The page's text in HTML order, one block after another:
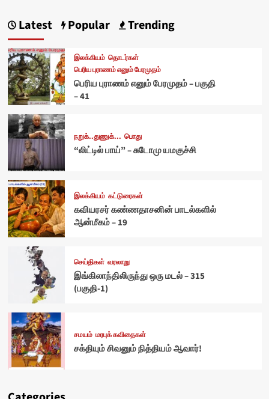
Latest Popular Trending
இலக்கியம் தொடர்கள்
பெரிய புராணம் எனும் பேரமுதம்
பெரிய புராணம் எனும் பேரமுதம் – பகுதி
– 41
நறுக்..துணுக்... பொது
“லிட்டில் பாய்” – சுடோமு யமகுச்சி
இலக்கியம் கட்டுரைகள்
கவியரசர் கண்ணதாசனின் பாடல்களில்
ஆன்மீகம் – 19
செய்திகள் வரலாறு
இங்கிலாந்திலிருந்து ஒரு மடல் – 315
(பகுதி-1)
சமயம் மரபுக் கவிதைகள்
சக்தியும் சிவனும் நித்தியம் ஆவார்!